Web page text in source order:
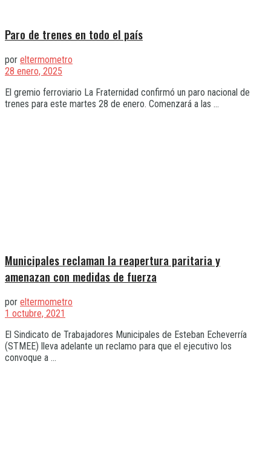
Paro de trenes en todo el país
por eltermometro
28 enero, 2025
El gremio ferroviario La Fraternidad confirmó un paro nacional de
trenes para este martes 28 de enero. Comenzará a las ...
Municipales reclaman la reapertura paritaria y
amenazan con medidas de fuerza
por eltermometro
1 octubre, 2021
El Sindicato de Trabajadores Municipales de Esteban Echeverría
(STMEE) lleva adelante un reclamo para que el ejecutivo los
convoque a ...